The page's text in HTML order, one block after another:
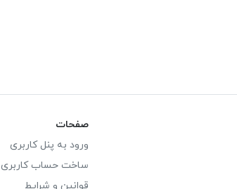
صفحات
ورود به پنل کاربری
ساخت حساب کاربری
قوانین و شرایط